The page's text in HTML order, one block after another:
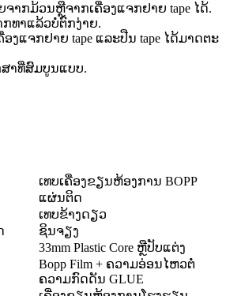
າກ​ມ້ວນ​ຫຼື​ຈາກ​ເຄື່ອງ​ແຈກ​ຢາຍ tape ໄດ້​.
ທາແລ້ວບໍ່ຕົກງ່າຍ.
ງ​ແຈກ​ຢາຍ tape ແລະ​ປືນ tape ໄດ້​ມາດ​ຕະ​
າທີ່ສົມບູນແບບ.
ເທບເຄື່ອງຂຽນຫ້ອງການ BOPP
ແຜ່ນຕິດ
ເທບຂ້າງດຽວ
ຊິນຈຽງ
33mm Plastic Core ຫຼືປັບແຕ່ງ
Bopp Film + ຄວາມອ່ອນໄຫວຕໍ່
ຄວາມກົດດັນ GLUE